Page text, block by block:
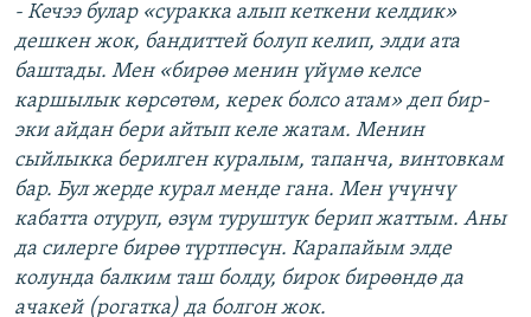
- Кечээ булар «суракка алып кеткени келдик»
дешкен жок, бандиттей болуп келип, элди ата
баштады. Мен «бирөө менин үйүмө келсе
каршылык көрсөтөм, керек болсо атам» деп бир-
эки айдан бери айтып келе жатам. Менин
сыйлыкка берилген куралым, тапанча, винтовкам
бар. Бул жерде курал менде гана. Мен үчүнчү
кабатта отуруп, өзүм туруштук берип жаттым. Аны
да силерге бирөө түртпөсүн. Карапайым элде
колунда балким таш болду, бирок бирөөндө да
ачакей (рогатка) да болгон жок.